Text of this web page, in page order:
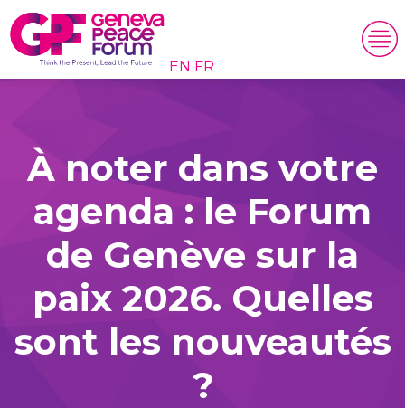
EN FR
À noter dans votre
agenda : le Forum
de Genève sur la
paix 2026. Quelles
sont les nouveautés
?